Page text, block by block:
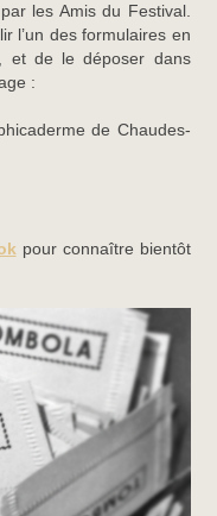
les Amis du Festival.
l’un des formulaires en
et de le déposer dans
:
de Chaudes-
pour connaître bientôt